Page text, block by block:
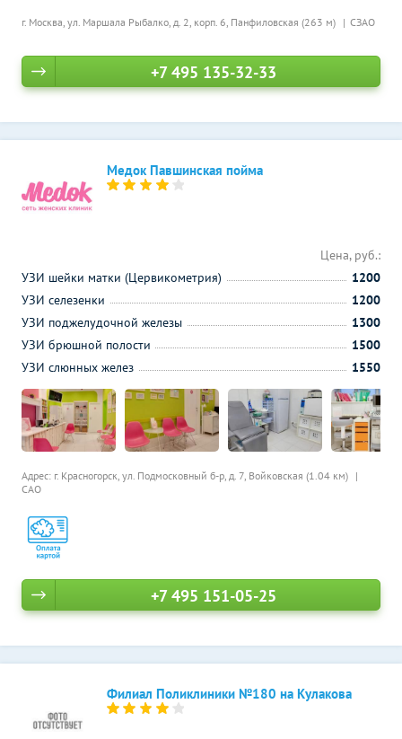
г. Москва, ул. Маршала Рыбалко, д. 2, корп. 6, Панфиловская (263 м) СЗАО
+7 495 135-32-33
Медок Павшинская пойма
Адрес: г. Красногорск, ул. Подмосковный б-р, д. 7, Войковская (1.04 км)
САО
Цена, руб.:
УЗИ шейки матки (Цервикометрия)
1200
УЗИ селезенки
1200
УЗИ поджелудочной железы
1300
УЗИ брюшной полости
1500
УЗИ слюнных желез
1550
+7 495 151-05-25
Филиал Поликлиники №180 на Кулакова